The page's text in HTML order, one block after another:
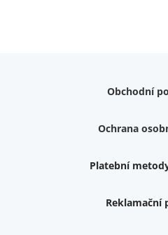
Obchodní
Ochrana
Platební
Reklamační